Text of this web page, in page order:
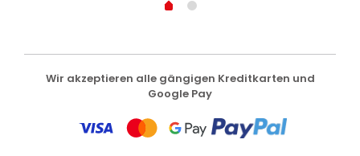
Wir akzeptieren alle gängigen Kreditkarten und
Google Pay